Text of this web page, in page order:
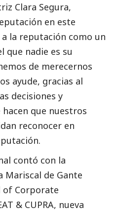
Clara Segura,
en este
la reputación como un
que nadie es su
de merecernos
ayude, gracias al
decisiones y
que nuestros
reconocer en
contó con la
Mariscal de Gante
of Corporate
& CUPRA, nueva